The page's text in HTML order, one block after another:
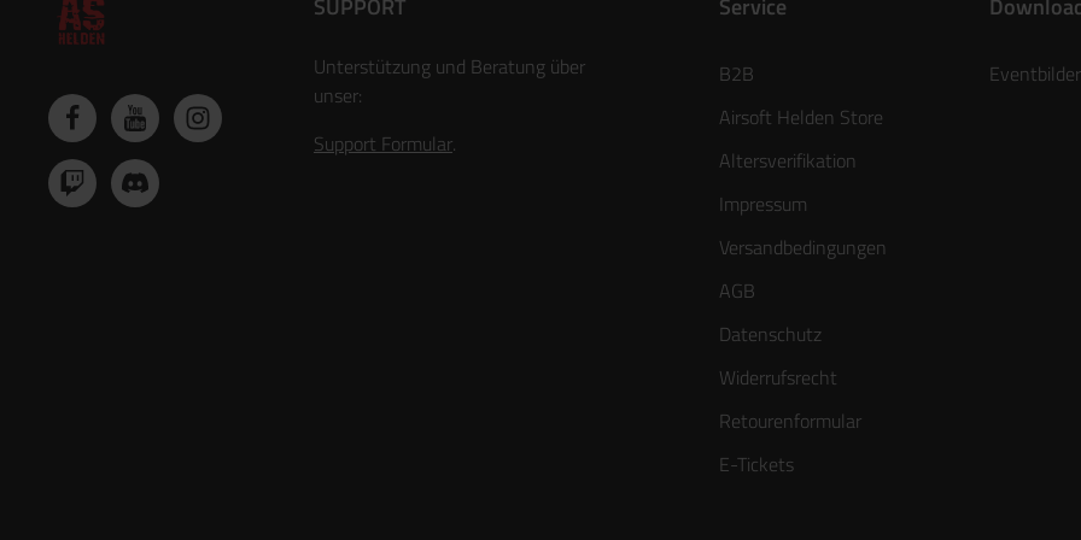
Unterstützung und Beratung über
unser:
Support Formular.
B2B
Airsoft Helden Store
Altersverifikation
Impressum
Versandbedingungen
AGB
Datenschutz
Widerrufsrecht
Retourenformular
E-Tickets
Eventbilder